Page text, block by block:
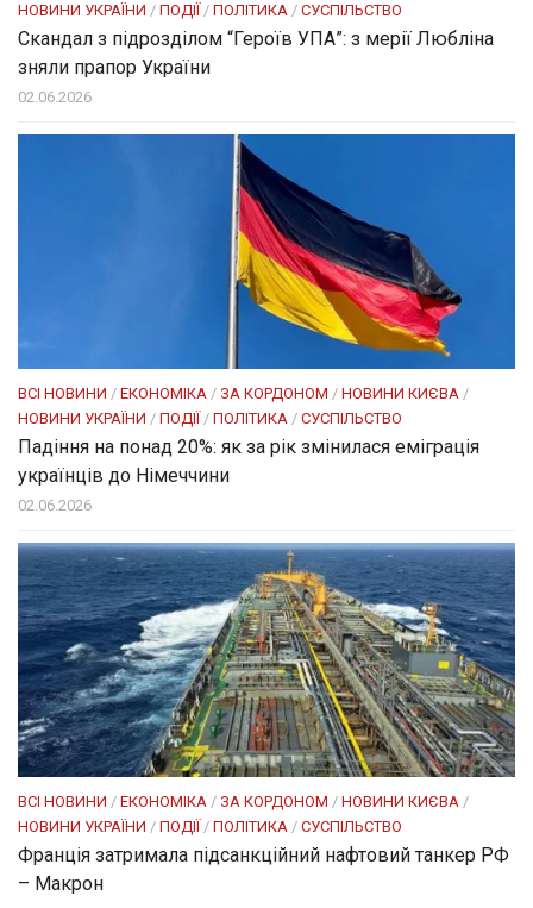
НОВИНИ УКРАЇНИ / ПОДІЇ / ПОЛІТИКА / СУСПІЛЬСТВО
Скандал з підрозділом “Героїв УПА”: з мерії Любліна
зняли прапор України
02.06.2026
ВСІ НОВИНИ / ЕКОНОМІКА / ЗА КОРДОНОМ / НОВИНИ КИЄВА /
НОВИНИ УКРАЇНИ / ПОДІЇ / ПОЛІТИКА / СУСПІЛЬСТВО
Падіння на понад 20%: як за рік змінилася еміграція
українців до Німеччини
02.06.2026
ВСІ НОВИНИ / ЕКОНОМІКА / ЗА КОРДОНОМ / НОВИНИ КИЄВА /
НОВИНИ УКРАЇНИ / ПОДІЇ / ПОЛІТИКА / СУСПІЛЬСТВО
Франція затримала підсанкційний нафтовий танкер РФ
– Макрон